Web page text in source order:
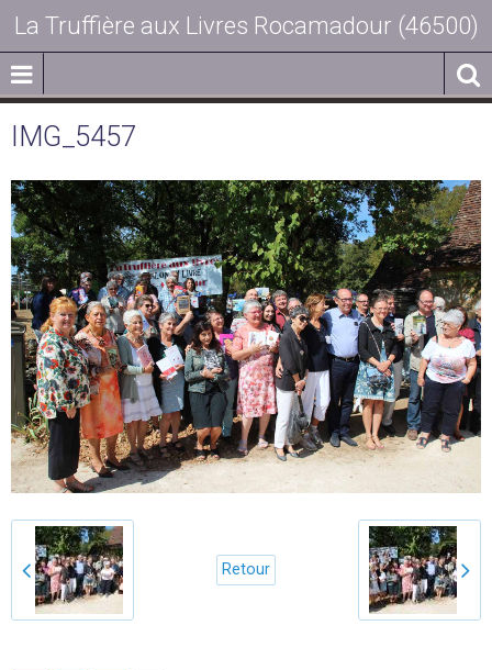
La Truffière aux Livres Rocamadour (46500)
IMG_5457
Retour